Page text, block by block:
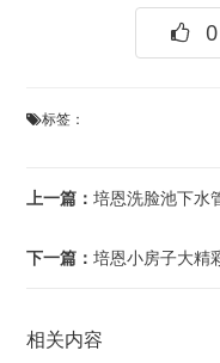
0
标签：
上一篇：培恩洗脸池下水
下一篇：培恩小房子大精彩 10万打
相关内容